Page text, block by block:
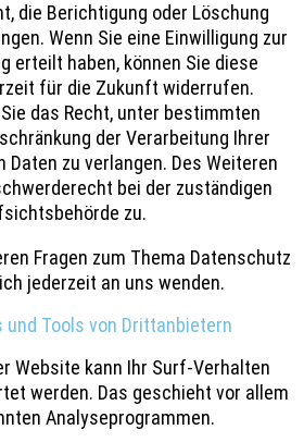
die Berichtigung oder Löschung
Wenn Sie eine Einwilligung zur
erteilt haben, können Sie diese
für die Zukunft widerrufen.
das Recht, unter bestimmten
der Verarbeitung Ihrer
Daten zu verlangen. Des Weiteren
bei der zuständigen
zu.
Fragen zum Thema Datenschutz
jederzeit an uns wenden.
und Tools von Dritt­anbietern
Website kann Ihr Surf-Verhalten
werden. Das geschieht vor allem
Analyseprogrammen.